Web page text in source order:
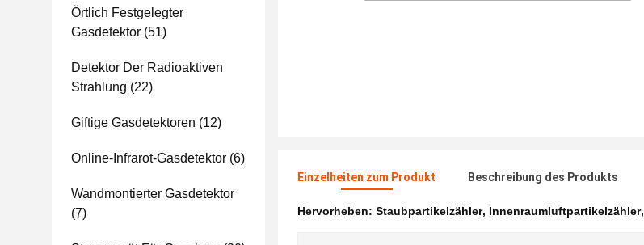
Örtlich Festgelegter
Gasdetektor (51)
Detektor Der Radioaktiven
Strahlung (22)
Giftige Gasdetektoren (12)
Online-Infrarot-Gasdetektor (6)
Wandmontierter Gasdetektor
(7)
Einzelheiten zum Produkt Beschreibung des Produkts
Hervorheben: Staubpartikelzähler, Innenraumluftpartikelzähler,